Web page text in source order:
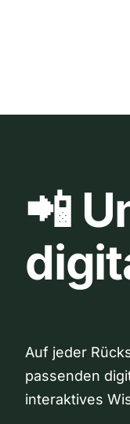
📲
Auf jeder
passenden
interaktives